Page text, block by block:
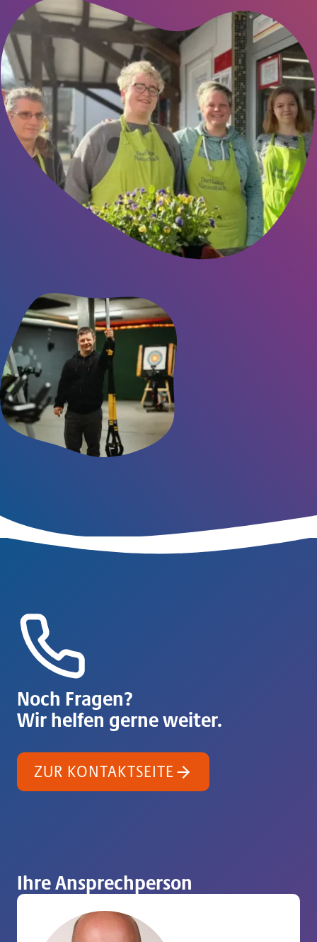
Noch Fragen?
Wir helfen gerne weiter.
ZUR KONTAKTSEITE
Ihre Ansprechperson